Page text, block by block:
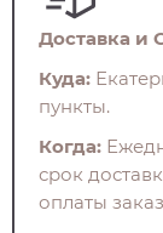
Доставка и
Куда:
пункты.
Когда:
срок
оплаты